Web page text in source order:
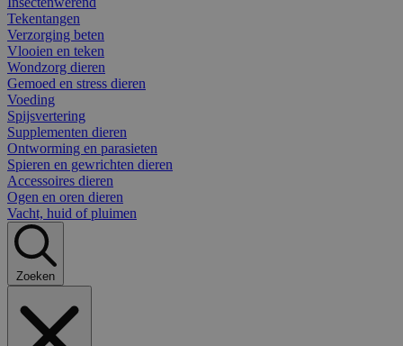
Tekentangen
Verzorging beten
Vlooien en teken
Wondzorg dieren
Gemoed en stress dieren
Voeding
Spijsvertering
Supplementen dieren
Ontworming en parasieten
Spieren en gewrichten dieren
Accessoires dieren
Ogen en oren dieren
Vacht, huid of pluimen
Zoeken